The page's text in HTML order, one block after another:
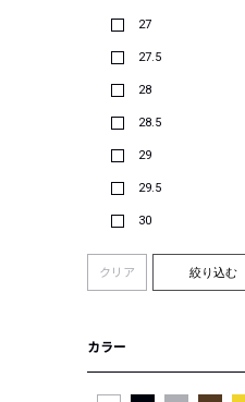
27
27.5
28
28.5
29
29.5
30
クリア 絞り込む
カラー